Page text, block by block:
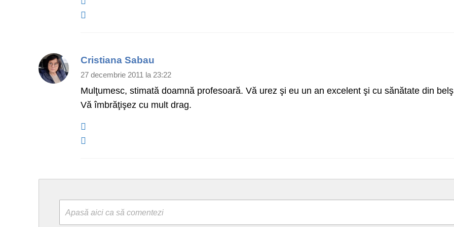
Cristiana Sabau
27 decembrie 2011 la 23:22
Mulţumesc, stimată doamnă profesoară. Vă urez şi eu un an excelent şi cu sănătate din
Vă îmbrăţişez cu mult drag.
Apasă aici ca să comentezi